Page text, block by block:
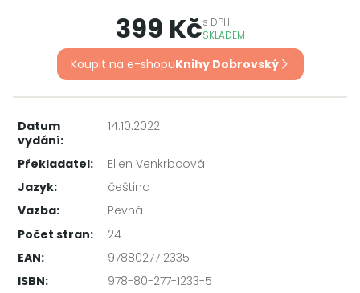
399 Kčs DPH
SKLADEM
Koupit na e-shopuKnihy Dobrovský
Datum
vydání:
14.10.2022
Překladatel:
Ellen Venkrbcová
Jazyk:
čeština
Vazba:
Pevná
Počet stran:
24
EAN:
9788027712335
ISBN:
978-80-277-1233-5